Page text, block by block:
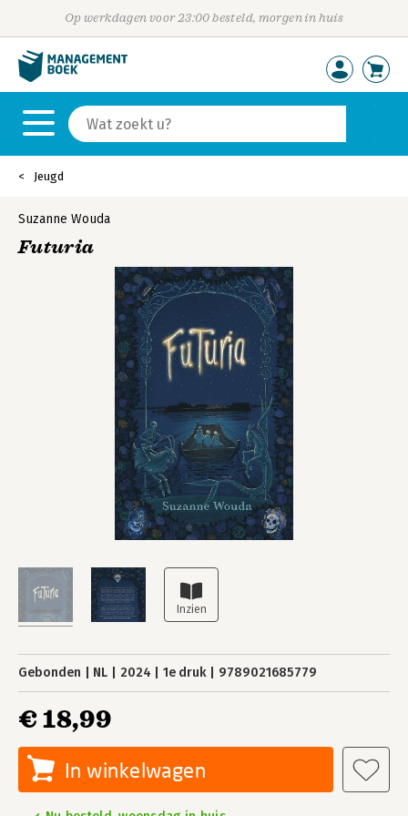
Op werkdagen voor 23:00 besteld, morgen in huis
Jeugd
Suzanne Wouda
Futuria
Gebonden NL 2024 1e druk 9789021685779
€ 18,99
In winkelwagen